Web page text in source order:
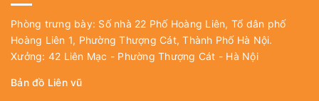
Phòng trưng bày: Số nhà 22 Phố Hoàng Liên, Tổ dân phố
Hoàng Liên 1, Phường Thượng Cát, Thành Phố Hà Nội.
Xưởng: 42 Liên Mạc - Phường Thượng Cát - Hà Nội
Bản đồ Liên vũ